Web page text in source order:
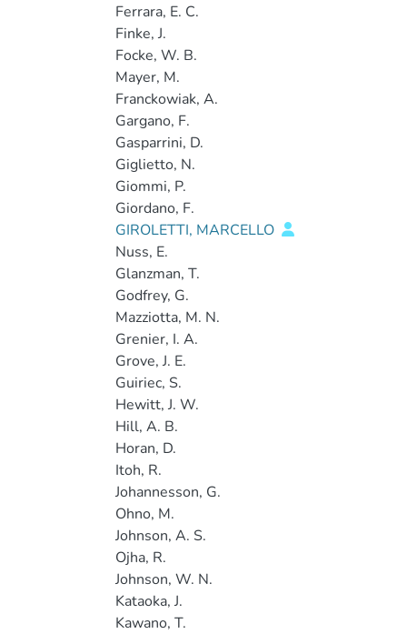
Ferrara, E. C.
Finke, J.
Focke, W. B.
Mayer, M.
Franckowiak, A.
Gargano, F.
Gasparrini, D.
Giglietto, N.
Giommi, P.
Giordano, F.
GIROLETTI, MARCELLO
Nuss, E.
Glanzman, T.
Godfrey, G.
Mazziotta, M. N.
Grenier, I. A.
Grove, J. E.
Guiriec, S.
Hewitt, J. W.
Hill, A. B.
Horan, D.
Itoh, R.
Johannesson, G.
Ohno, M.
Johnson, A. S.
Ojha, R.
Johnson, W. N.
Kataoka, J.
Kawano, T.